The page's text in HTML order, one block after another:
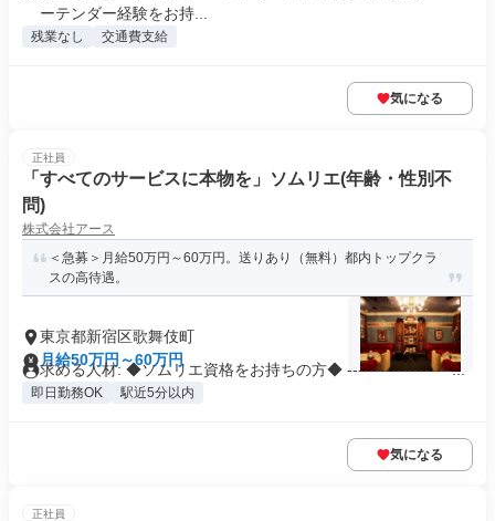
ーテンダー経験をお持...
残業なし 交通費支給
気になる
正社員
「すべてのサービスに本物を」ソムリエ(年齢・性別不
問)
株式会社アース
＜急募＞月給50万円～60万円。送りあり（無料）都内トップクラ
スの高待遇。
東京都新宿区歌舞伎町
月給50万円～60万円
求める人材: ◆ソムリエ資格をお持ちの方◆ -------------------...
即日勤務OK 駅近5分以内
気になる
正社員